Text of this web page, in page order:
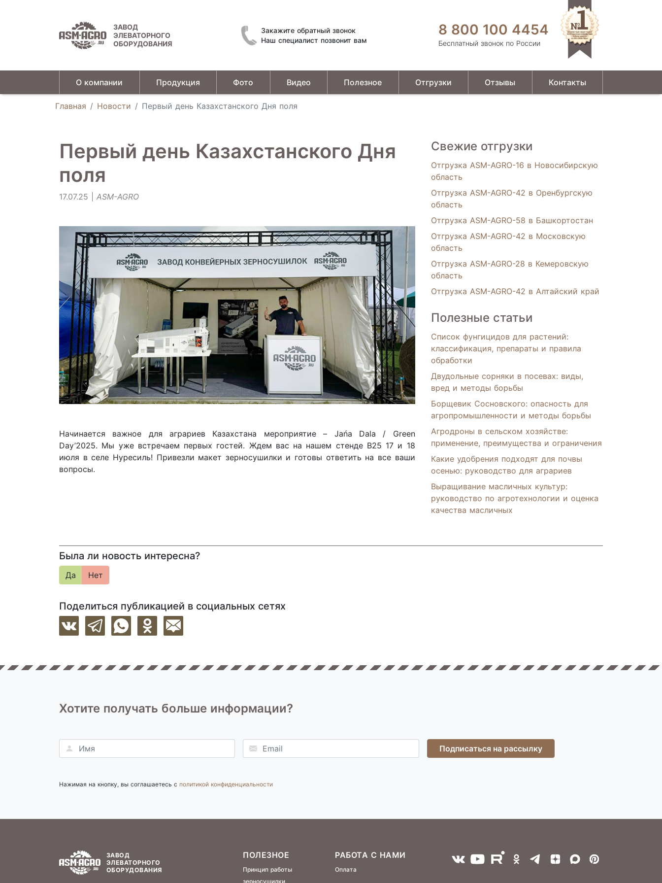
ЗАВОД
ЭЛЕВАТОРНОГО
ОБОРУДОВАНИЯ
Закажите обратный звонок
Наш специалист позвонит вам
8 800 100 4454
Бесплатный звонок по России
О компании Продукция Фото Видео Полезное Отгрузки Отзывы Контакты
Главная Новости Первый день Казахстанского Дня поля
Первый день Казахстанского Дня
поля
17.07.25 | ASM-AGRO
Начинается важное для аграриев Казахстана мероприятие – Jańa Dala / Green
Day’2025. Мы уже встречаем первых гостей. Ждем вас на нашем стенде В25 17 и 18
июля в селе Нуресиль! Привезли макет зерносушилки и готовы ответить на все ваши
вопросы.
Свежие отгрузки
Отгрузка ASM-AGRO-16 в Новосибирскую
область
Отгрузка ASM-AGRO-42 в Оренбургскую
область
Отгрузка ASM-AGRO-58 в Башкортостан
Отгрузка ASM-AGRO-42 в Московскую
область
Отгрузка ASM-AGRO-28 в Кемеровскую
область
Отгрузка ASM-AGRO-42 в Алтайский край
Полезные статьи
Список фунгицидов для растений:
классификация, препараты и правила
обработки
Двудольные сорняки в посевах: виды,
вред и методы борьбы
Борщевик Сосновского: опасность для
агропромышленности и методы борьбы
Агродроны в сельском хозяйстве:
применение, преимущества и ограничения
Какие удобрения подходят для почвы
осенью: руководство для аграриев
Выращивание масличных культур:
руководство по агротехнологии и оценка
качества масличных
Была ли новость интересна?
Да Нет
Поделиться публикацией в социальных сетях
Хотите получать больше информации?
Подписаться на рассылку
Нажимая на кнопку, вы соглашаетесь с политикой конфиденциальности
ЗАВОД
ЭЛЕВАТОРНОГО
ОБОРУДОВАНИЯ
ПОЛЕЗНОЕ
Принцип работы
зерносушилки
РАБОТА С НАМИ
Оплата